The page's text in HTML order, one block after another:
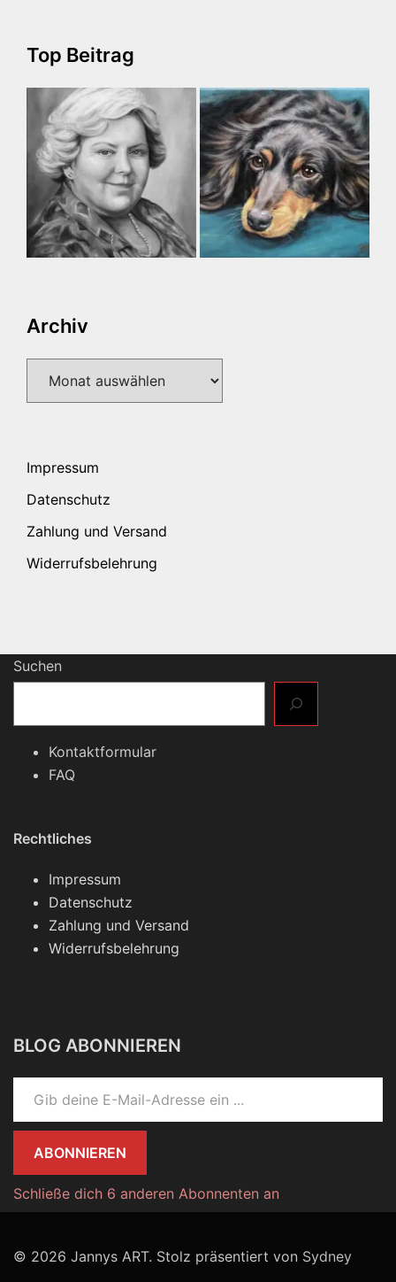
Top Beitrag
Archiv
Impressum
Datenschutz
Zahlung und Versand
Widerrufsbelehrung
Suchen
Kontaktformular
FAQ
Rechtliches
Impressum
Datenschutz
Zahlung und Versand
Widerrufsbelehrung
BLOG ABONNIEREN
Gib deine E-Mail-Adresse ein ...
ABONNIEREN
Schließe dich 6 anderen Abonnenten an
© 2026 Jannys ART. Stolz präsentiert von Sydney